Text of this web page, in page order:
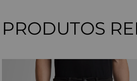
PRODUTOS